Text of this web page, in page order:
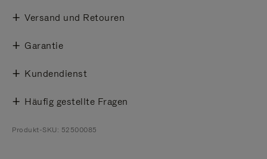
Versand und Retouren
Garantie
Kundendienst
Häufig gestellte Fragen
Produkt-SKU: 52500085